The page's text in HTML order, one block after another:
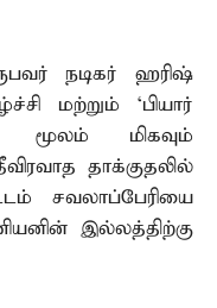
நடிகர் ஹரிஷ்
மற்றும் ‘பியார்
மூலம் மிகவும்
தாக்குதலில்
சவலாப்பேரியை
இல்லத்திற்கு